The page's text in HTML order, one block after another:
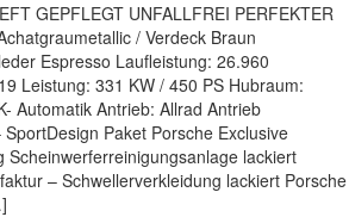
GEPFLEGT UNFALLFREI PERFEKTER
/ Verdeck Braun
Espresso Laufleistung: 26.960
Leistung: 331 KW / 450 PS Hubraum:
Automatik Antrieb: Allrad Antrieb
Paket Porsche Exclusive
Scheinwerferreinigungsanlage lackiert
– Schwellerverkleidung lackiert Porsche